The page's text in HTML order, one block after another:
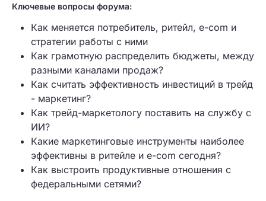
Ключевые вопросы форума:
Как меняется потребитель, ритейл, e-com и
стратегии работы с ними
Как грамотную распределить бюджеты, между
разными каналами продаж?
Как считать эффективность инвестиций в трейд
- маркетинг?
Как трейд-маркетологу поставить на службу с
ИИ?
Какие маркетинговые инструменты наиболее
эффективны в ритейле и e-com сегодня?
Как выстроить продуктивные отношения с
федеральными сетями?